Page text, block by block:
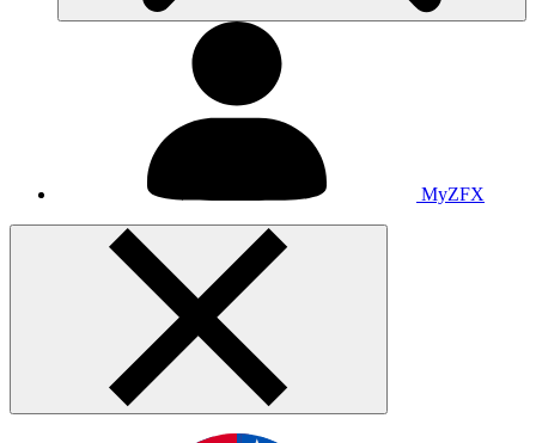
MyZFX